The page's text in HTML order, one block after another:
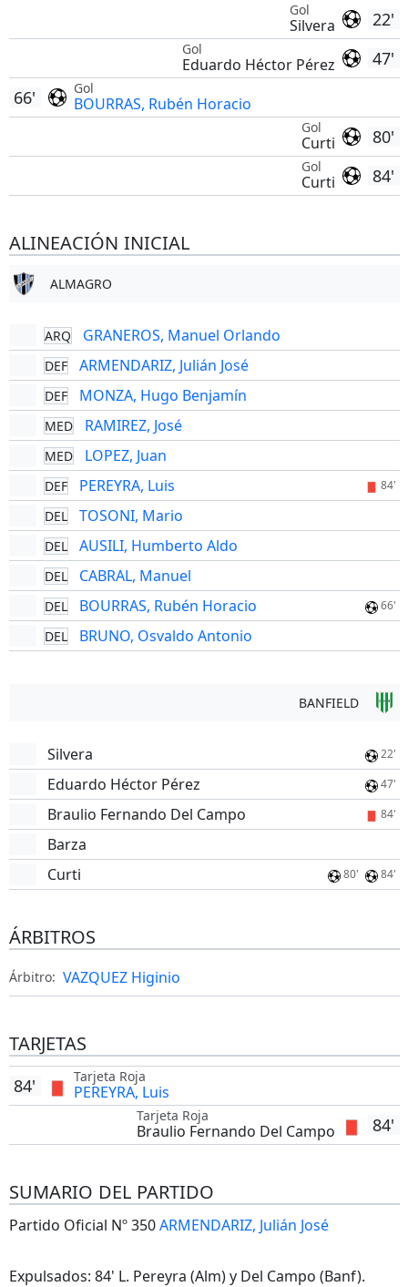
22'
Gol
Silvera
47'
Gol
Eduardo Héctor Pérez
Gol
BOURRAS, Rubén Horacio
66'
80'
Gol
Curti
84'
Gol
Curti
ALINEACIÓN INICIAL
ALMAGRO
ARQ GRANEROS, Manuel Orlando
DEF ARMENDARIZ, Julián José
DEF MONZA, Hugo Benjamín
MED RAMIREZ, José
MED LOPEZ, Juan
DEF PEREYRA, Luis 84'
DEL TOSONI, Mario
DEL AUSILI, Humberto Aldo
DEL CABRAL, Manuel
DEL BOURRAS, Rubén Horacio 66'
DEL BRUNO, Osvaldo Antonio
BANFIELD
Silvera 22'
Eduardo Héctor Pérez 47'
Braulio Fernando Del Campo 84'
Barza
Curti
80' 84'
ÁRBITROS
Árbitro: VAZQUEZ Higinio
TARJETAS
Tarjeta Roja
PEREYRA, Luis
84'
84'
Tarjeta Roja
Braulio Fernando Del Campo
SUMARIO DEL PARTIDO
Partido Oficial Nº 350ARMENDARIZ, Julián José
Expulsados: 84' L. Pereyra (Alm) y Del Campo (Banf).